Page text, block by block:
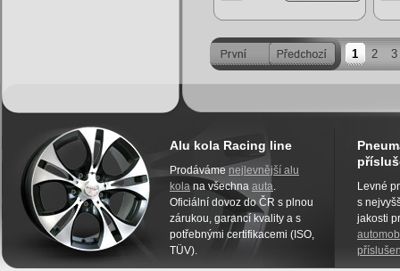
1 2 3
Alu kola Racing line
Prodáváme nejlevnější alu
kola na všechna auta.
Oficiální dovoz do ČR s plnou
zárukou, garancí kvality a s
potřebnými certifikacemi (ISO,
TÜV).
Levné
s
jakosti